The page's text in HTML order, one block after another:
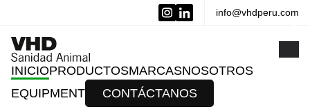
info@vhdperu.com
INICIOPRODUCTOSMARCASNOSOTROS
EQUIPMENT
CONTÁCTANOS